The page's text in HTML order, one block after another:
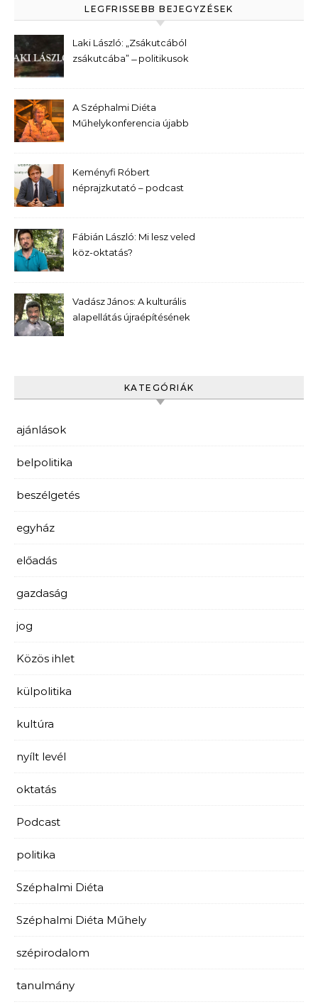
LEGFRISSEBB BEJEGYZÉSEK
Laki László: „Zsákutcából
zsákutcába” ̶ politikusok
A Széphalmi Diéta
Műhelykonferencia újabb
Keményfi Róbert
néprajzkutató – podcast
Fábián László: Mi lesz veled
köz-oktatás?
Vadász János: A kulturális
alapellátás újraépítésének
KATEGÓRIÁK
ajánlások
belpolitika
beszélgetés
egyház
előadás
gazdaság
jog
Közös ihlet
külpolitika
kultúra
nyílt levél
oktatás
Podcast
politika
Széphalmi Diéta
Széphalmi Diéta Műhely
szépirodalom
tanulmány